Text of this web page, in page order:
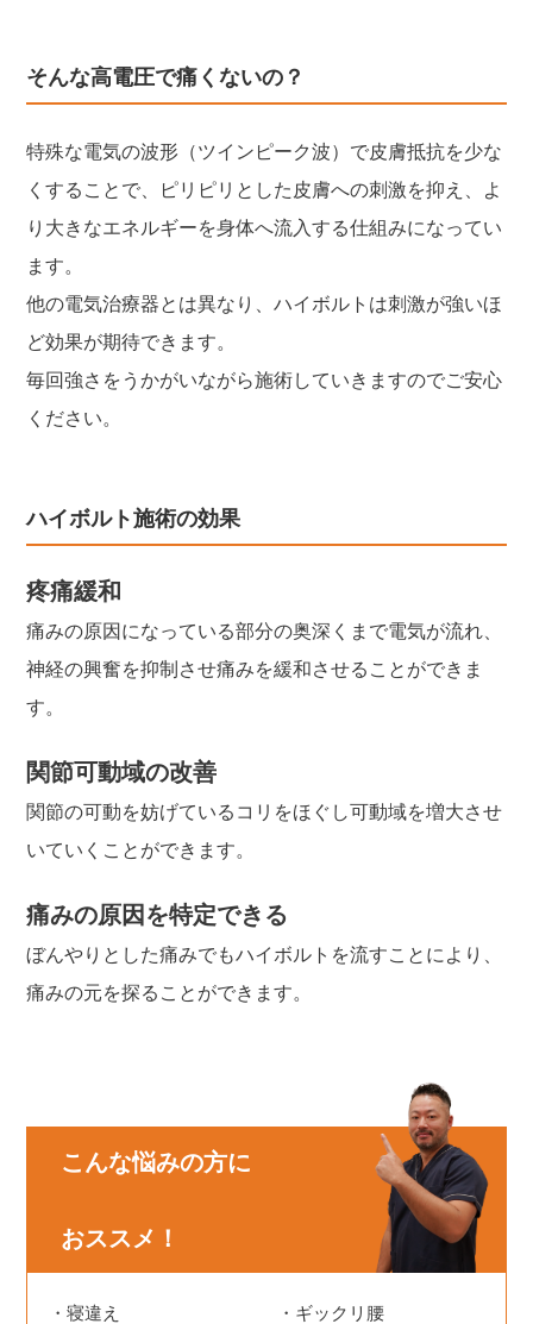
そんな高電圧で痛くないの？
特殊な電気の波形（ツインピーク波）で皮膚抵抗を少な
くすることで、ピリピリとした皮膚への刺激を抑え、よ
り大きなエネルギーを身体へ流入する仕組みになってい
ます。
他の電気治療器とは異なり、ハイボルトは刺激が強いほ
ど効果が期待できます。
毎回強さをうかがいながら施術していきますのでご安心
ください。
ハイボルト施術の効果
疼痛緩和
痛みの原因になっている部分の奥深くまで電気が流れ、
神経の興奮を抑制させ痛みを緩和させることができま
す。
関節可動域の改善
関節の可動を妨げているコリをほぐし可動域を増大させ
いていくことができます。
痛みの原因を特定できる
ぼんやりとした痛みでもハイボルトを流すことにより、
痛みの元を探ることができます。
こんな悩みの方に
おススメ！
寝違え
ギックリ腰